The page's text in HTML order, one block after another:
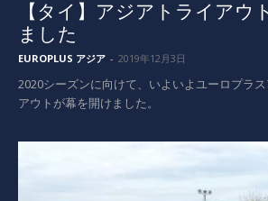
【タイ】アジアトライアウ
ました
EUROPLUS アジア - 2019年12月3日
2020シーズンに向けて、いよいよユーロプラ
アウトが幕を開けました。